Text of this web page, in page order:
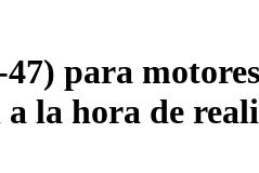
para
la hora de